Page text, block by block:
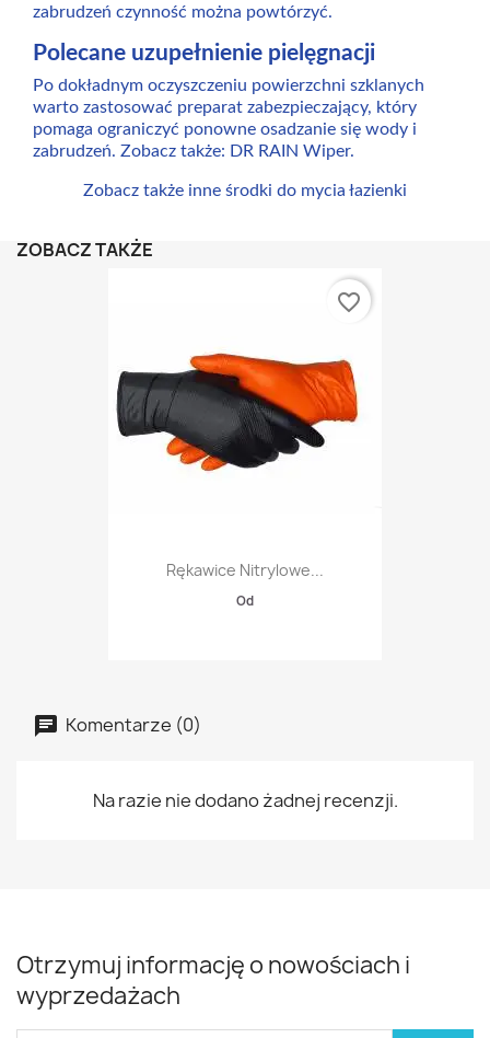
zabrudzeń czynność można powtórzyć.
Polecane uzupełnienie pielęgnacji
Po dokładnym oczyszczeniu powierzchni szklanych
warto zastosować preparat zabezpieczający, który
pomaga ograniczyć ponowne osadzanie się wody i
zabrudzeń. Zobacz także: DR RAIN Wiper.
Zobacz także inne środki do mycia łazienki
ZOBACZ TAKŻE
Rękawice Nitrylowe...
Od
favorite_border
Komentarze (0)
Na razie nie dodano żadnej recenzji.
Otrzymuj informację o nowościach i
wyprzedażach